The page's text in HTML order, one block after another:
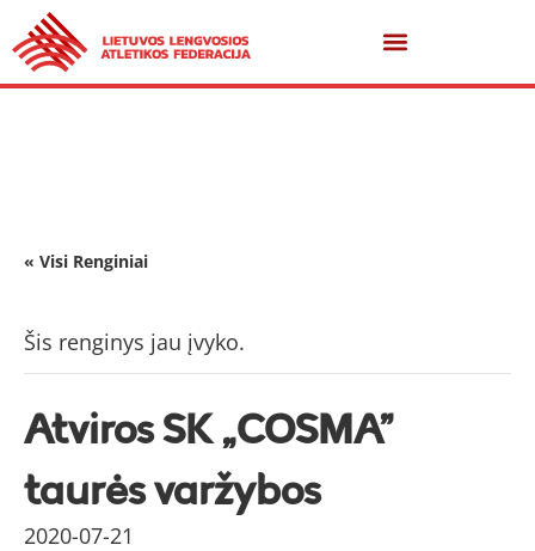
« Visi Renginiai
Šis renginys jau įvyko.
Atviros SK „COSMA”
taurės varžybos
2020-07-21